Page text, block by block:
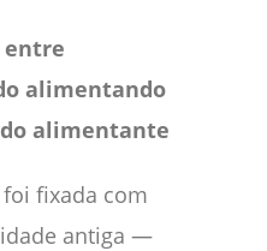
entre
alimentando
alimentante
fixada com
antiga —